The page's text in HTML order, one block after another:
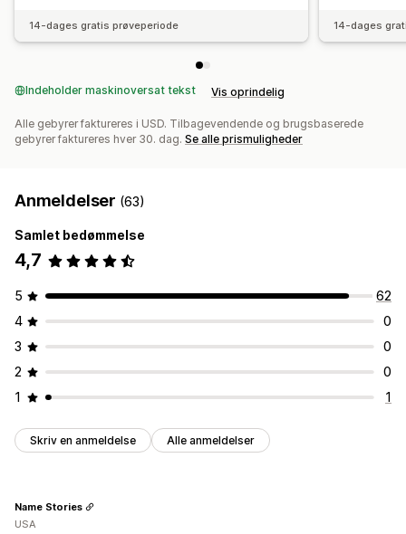
14-dages gratis prøveperiode 14-dages
Indeholder maskinoversat tekst Vis oprindelig
Alle gebyrer faktureres i USD. Tilbagevendende og brugsbaserede
gebyrer faktureres hver 30. dag. Se alle prismuligheder
Anmeldelser (63)
Samlet bedømmelse
4,7
5
62
4
0
3
0
2
0
1
1
Skriv en anmeldelse Alle anmeldelser
Name Stories
USA